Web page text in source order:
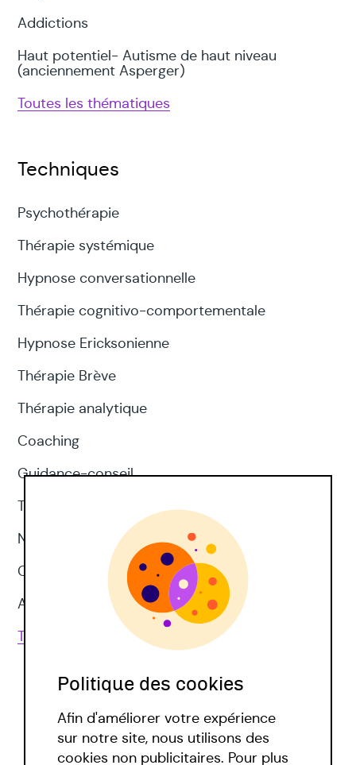
Addictions
Haut potentiel- Autisme de haut niveau
(anciennement Asperger)
Toutes les thématiques
Techniques
Psychothérapie
Thérapie systémique
Hypnose conversationnelle
Thérapie cognitivo-comportementale
Hypnose Ericksonienne
Thérapie Brève
Thérapie analytique
Coaching
Guidance-conseil
Thérapie d'acceptation et d'engagement
Neuropsychologie
CNV
Approches corporelles
Toutes les techniques
Politique des cookies
Afin d'améliorer votre expérience
sur notre site, nous utilisons des
cookies non publicitaires. Pour plus